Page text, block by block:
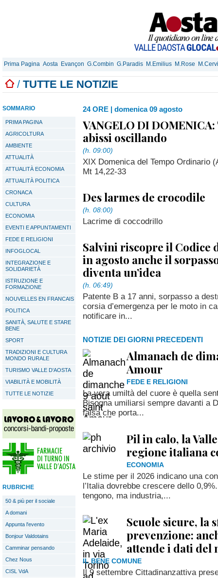
Prima Pagina Aosta Evançon G.Combin G.Paradis M.Emilius M.Rose
/ TUTTE LE NOTIZIE
SOMMARIO
PRIMA PAGINA
AGRICOLTURA
AMBIENTE
ATTUALITÀ
ATTUALITÀ ECONOMIA
ATTUALITÀ POLITICA
CRONACA
CULTURA
ECONOMIA
EVENTI E APPUNTAMENTI
FEDE E RELIGIONI
INFOGLOCAL
INTEGRAZIONE E
SOLIDARIETÀ
ISTRUZIONE E
FORMAZIONE
NOUVELLES EN FRANCAIS
POLITICA
SANITÀ, SALUTE E STARE
BENE
SPORT
TRADIZIONI E CULTURA
MONDO RURALE
TURISMO VALLE D'AOSTA
VIABILITÀ E MOBILITÀ
TUTTE LE NOTIZIE
RUBRICHE
50 & più per il sociale
A domani
Appunta l'evento
Bonjour Valdotains
Camminar pensando
Chez Nous
CISL VdA
24 ORE | domenica 09 agosto
VANGELO DI
abissi oscillando
(h. 09:00)
XIX Domenica del Tempo Ordinario
Mt 14,22-33
Des larmes de crocodile
(h. 08:00)
Lacrime di coccodrillo
Salvini riscopre il Codice
in agosto anche il
diventa un’idea
(h. 06:49)
Patente B a 17 anni, sorpasso a
corsia d’emergenza per le moto in
notificare in...
NOTIZIE DEI GIORNI PRECEDENTI
Almanach de
Amour
FEDE E RELIGIONI
La vera umiltà del cuore è quella
Bisogna umiliarsi sempre davanti a
falsa che porta...
Pil in calo, la
regione italiana
ECONOMIA
Le stime per il 2026 indicano una
l’Italia dovrebbe crescere dello
tengono, ma industria,...
Scuole sicure, la
prevenzione:
attende i dati del
IL BENE COMUNE
Il 9 settembre Cittadinanzattiva